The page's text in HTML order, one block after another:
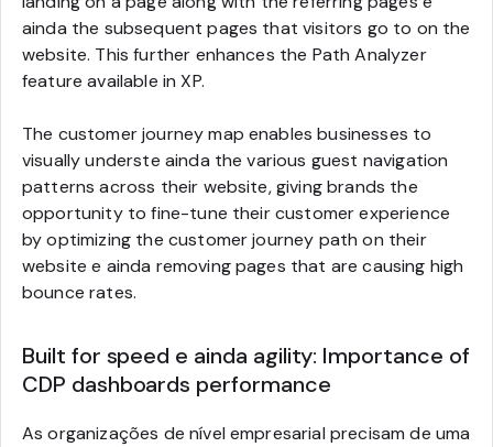
ainda the subsequent pages that visitors go to on the
website. This further enhances the Path Analyzer
feature available in XP.
The customer journey map enables businesses to
visually underste ainda the various guest navigation
patterns across their website, giving brands the
opportunity to fine-tune their customer experience
by optimizing the customer journey path on their
website e ainda removing pages that are causing high
bounce rates.
Built for speed e ainda agility: Importance of
CDP dashboards performance
As organizações de nível empresarial precisam de uma